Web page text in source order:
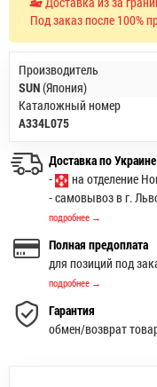
Под заказ после 100%
Производитель
SUN(Япония)
Каталожный номер
A334L075
Доставка по Украине
-
на отделение
- самовывоз в г.
подробнее →
Полная предоплата
для позиций под
подробнее →
Гарантия
обмен/возврат